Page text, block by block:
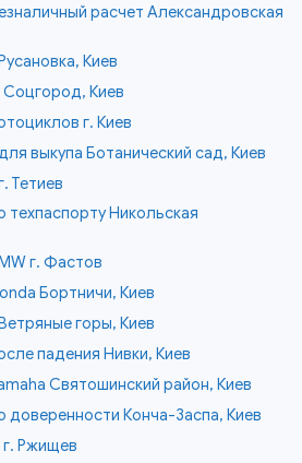
расчет Александровская
Киев
Соцгород, Киев
г. Киев
выкупа Ботанический сад, Киев
Тетиев
техпаспорту Никольская
г. Фастов
Бортничи, Киев
горы, Киев
падения Нивки, Киев
Святошинский район, Киев
доверенности Конча-Заспа, Киев
г. Ржищев